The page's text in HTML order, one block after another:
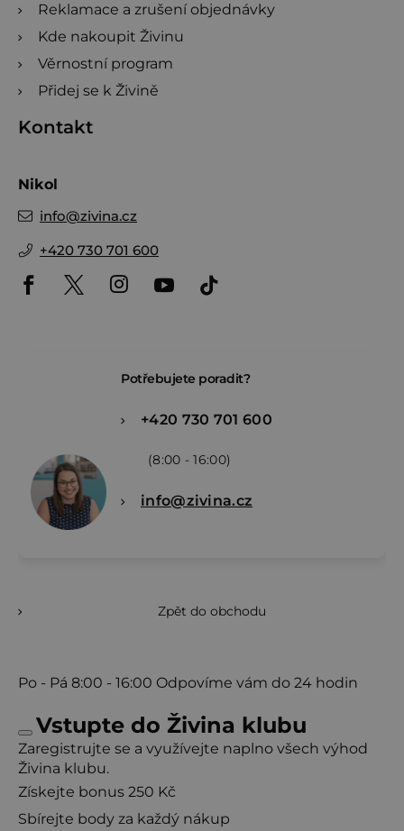
Reklamace a zrušení objednávky
Kde nakoupit Živinu
Věrnostní program
Přidej se k Živině
Kontakt
Nikol
info@zivina.cz
+420 730 701 600
Potřebujete poradit?
+420 730 701 600
(8:00 - 16:00)
info@zivina.cz
Zpět do obchodu
Po - Pá 8:00 - 16:00 Odpovíme vám do 24 hodin
Vstupte do Živina klubu
Zaregistrujte se a využívejte naplno všech výhod
Živina klubu.
Získejte bonus 250 Kč
Sbírejte body za každý nákup